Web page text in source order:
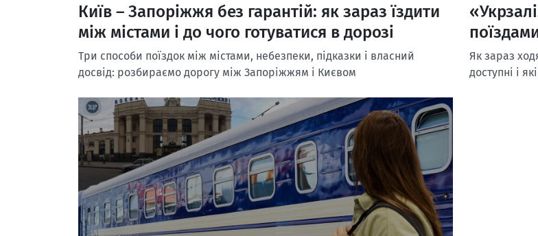
Київ – Запоріжжя без гарантій: як зараз їздити
між містами і до чого готуватися в дорозі
Три способи поїздок між містами, небезпеки, підказки і власний
досвід: розбираємо дорогу між Запоріжжям і Києвом
Як зараз
доступні і